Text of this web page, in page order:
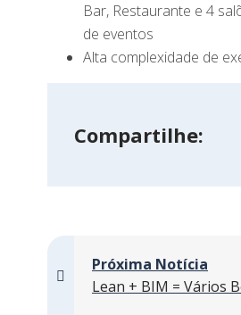
Bar, Restaurante e 4
de eventos
Alta complexidade de
Compartilhe:
Próxima Notícia
Lean + BIM = Vários